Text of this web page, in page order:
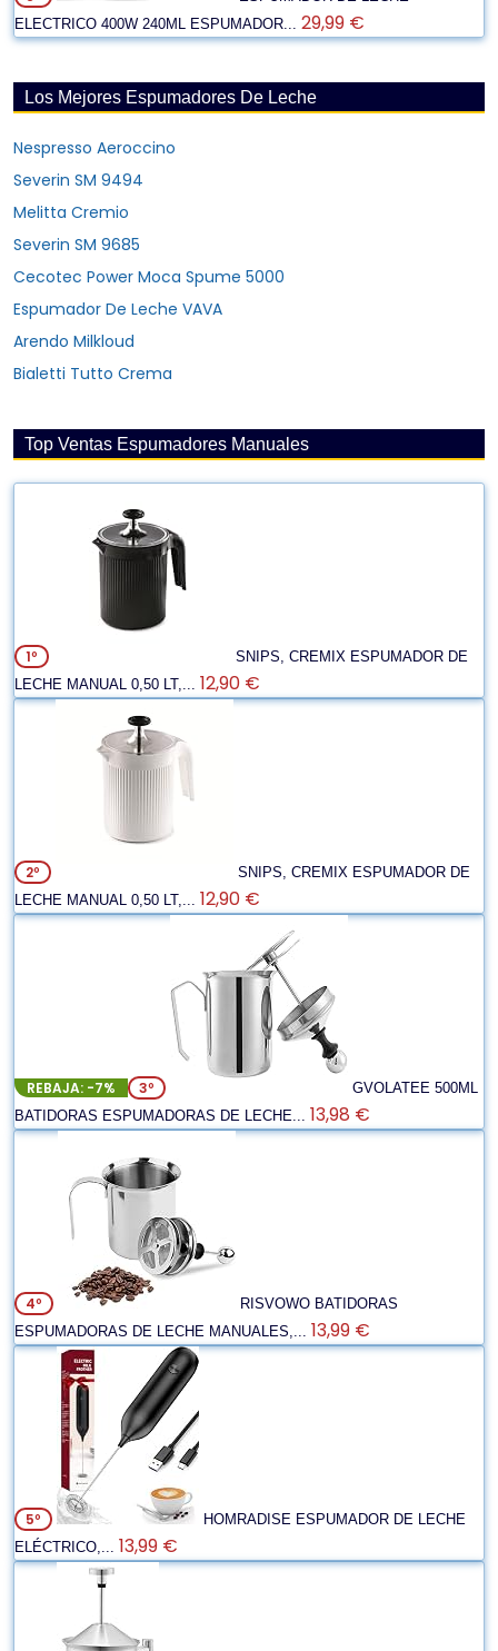
ELECTRICO 400W 240ML ESPUMADOR... 29,99 €
Los Mejores Espumadores De Leche
Nespresso Aeroccino
Severin SM 9494
Melitta Cremio
Severin SM 9685
Cecotec Power Moca Spume 5000
Espumador De Leche VAVA
Arendo Milkloud
Bialetti Tutto Crema
Top Ventas Espumadores Manuales
1º
SNIPS, CREMIX ESPUMADOR DE
LECHE MANUAL 0,50 LT,... 12,90 €
2º
SNIPS, CREMIX ESPUMADOR DE
LECHE MANUAL 0,50 LT,... 12,90 €
REBAJA: -7% 3º
GVOLATEE 500ML
BATIDORAS ESPUMADORAS DE LECHE... 13,98 €
4º
RISVOWO BATIDORAS
ESPUMADORAS DE LECHE MANUALES,... 13,99 €
5º
HOMRADISE ESPUMADOR DE LECHE
ELÉCTRICO,... 13,99 €